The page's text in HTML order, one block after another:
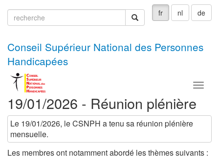
fr nl de
recherche
Conseil Supérieur National des Personnes
Handicapées
Menu
19/01/2026 - Réunion plénière
Le 19/01/2026, le CSNPH a tenu sa réunion plénière
mensuelle.
Les membres ont notamment abordé les thèmes suivants :